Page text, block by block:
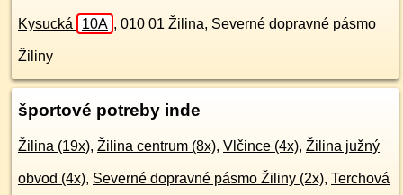
Kysucká 10A , 010 01 Žilina, Severné dopravné pásmo
Žiliny
športové potreby inde
Žilina (19x), Žilina centrum (8x), Vlčince (4x), Žilina južný
obvod (4x), Severné dopravné pásmo Žiliny (2x), Terchová